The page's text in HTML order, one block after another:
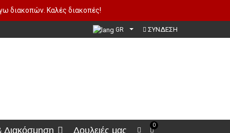
διακοπών. Καλές διακοπές!
GR ΣΥΝΔΕΣΗ
Διακόσμηση Δουλειές μας
0